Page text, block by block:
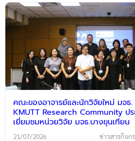
คณะของอาจารย์และนักวิจัยใหม่ มจธ
KMUTT Research Community ป
เยี่ยมชมหน่วยวิจัย มจธ.บางขุนเทียน
21/07/2026 ข่าวสารกิจก